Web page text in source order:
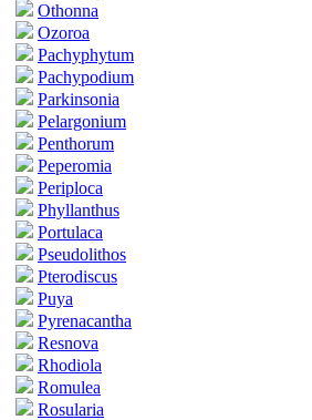
Othonna
Ozoroa
Pachyphytum
Pachypodium
Parkinsonia
Pelargonium
Penthorum
Peperomia
Periploca
Phyllanthus
Portulaca
Pseudolithos
Pterodiscus
Puya
Pyrenacantha
Resnova
Rhodiola
Romulea
Rosularia